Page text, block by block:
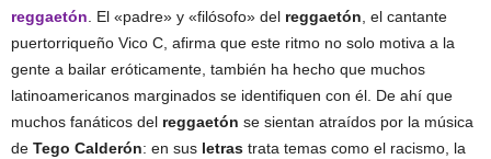
reggaetón . El «padre» y «filósofo» del reggaetón , el cantante
puertorriqueño Vico C, afirma que este ritmo no solo motiva a la
gente a bailar eróticamente, también ha hecho que muchos
latinoamericanos marginados se identifiquen con él. De ahí que
muchos fanáticos del reggaetón se sientan atraídos por la música
de Tego Calderón: en sus letras trata temas como el racismo, la